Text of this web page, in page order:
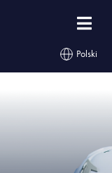
Polski
odbierających paliwo z